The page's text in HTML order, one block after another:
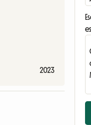
2023